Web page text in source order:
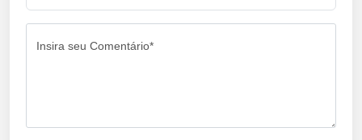
Insira seu Comentário*